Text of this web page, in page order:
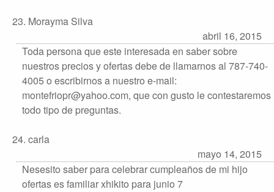
23. Morayma Silva
abril 16, 2015
Toda persona que este interesada en saber sobre
nuestros precios y ofertas debe de llamarnos al 787-740-
4005 o escribirnos a nuestro e-mail:
montefriopr@yahoo.com, que con gusto le contestaremos
todo tipo de preguntas.
24. carla
mayo 14, 2015
Nesesito saber para celebrar cumpleaños de mi hijo
ofertas es familiar xhikito para junio 7